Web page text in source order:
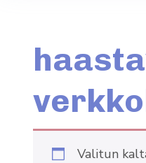
Valitun